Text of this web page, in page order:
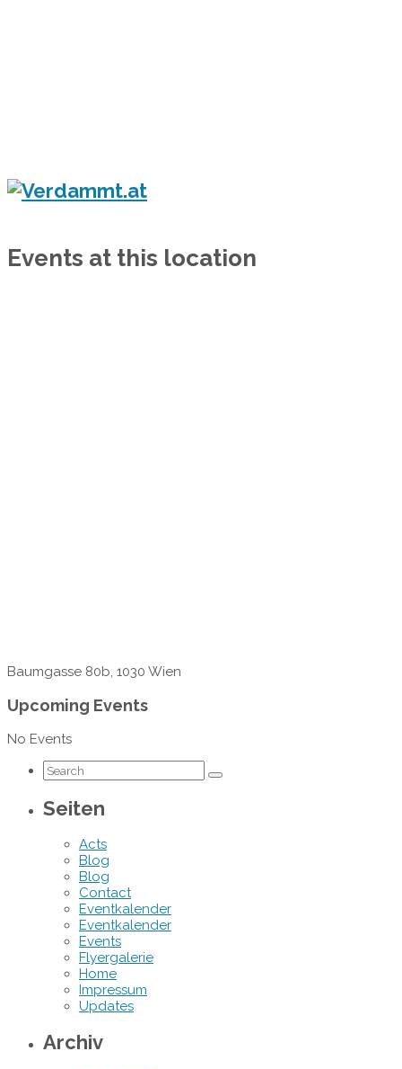
Events at this location
Baumgasse 80b, 1030 Wien
Upcoming Events
No Events
Seiten
Acts
Blog
Blog
Contact
Eventkalender
Eventkalender
Events
Flyergalerie
Home
Impressum
Updates
Archiv